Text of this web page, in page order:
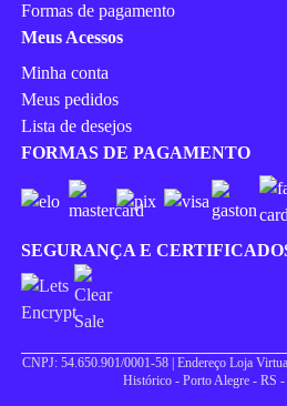
Formas de pagamento
Meus Acessos
Minha conta
Meus pedidos
Lista de desejos
FORMAS DE PAGAMENTO
SEGURANÇA E
CNPJ: 54.650.901/0001-58 | Endereço Loja
Histórico - Porto Alegre - RS